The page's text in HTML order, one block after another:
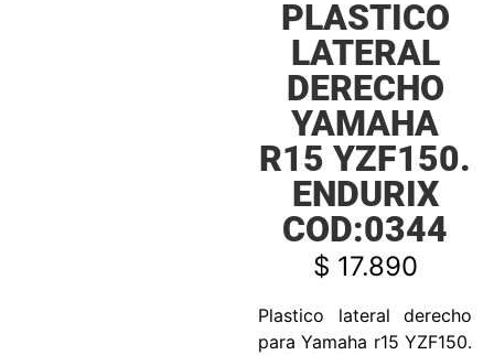
PLASTICO
LATERAL
DERECHO
YAMAHA
R15 YZF150.
ENDURIX
COD:0344
$ 17.890
Plastico lateral derecho
para Yamaha r15 YZF150.